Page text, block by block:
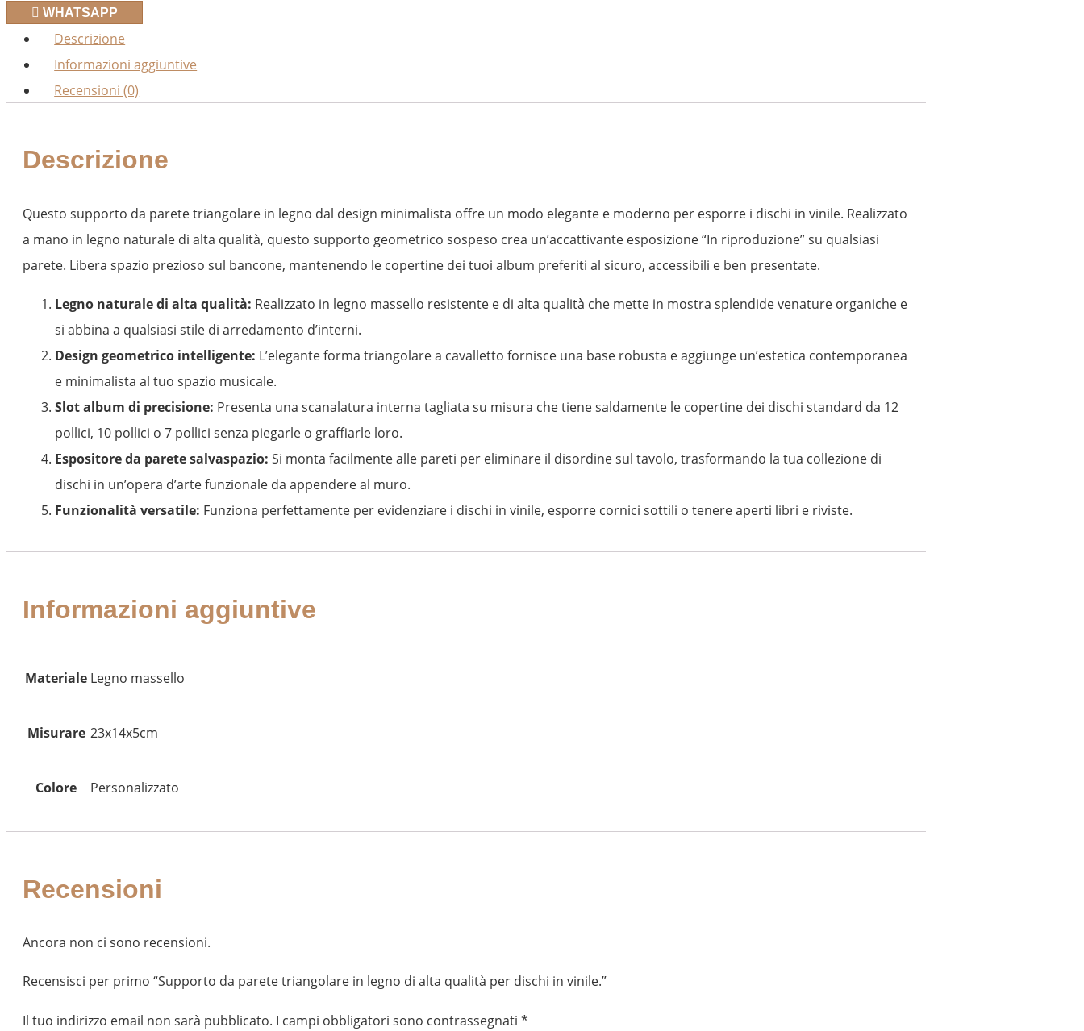
WHATSAPP
Descrizione
Informazioni aggiuntive
Recensioni (0)
Descrizione
Questo supporto da parete triangolare in legno dal design minimalista offre un modo elegante e moderno per esporre i dischi in vinile. Realizzato
a mano in legno naturale di alta qualità, questo supporto geometrico sospeso crea un’accattivante esposizione “In riproduzione” su qualsiasi
parete. Libera spazio prezioso sul bancone, mantenendo le copertine dei tuoi album preferiti al sicuro, accessibili e ben presentate.
Legno naturale di alta qualità: Realizzato in legno massello resistente e di alta qualità che mette in mostra splendide venature organiche e
si abbina a qualsiasi stile di arredamento d’interni.
Design geometrico intelligente: L’elegante forma triangolare a cavalletto fornisce una base robusta e aggiunge un’estetica contemporanea
e minimalista al tuo spazio musicale.
Slot album di precisione: Presenta una scanalatura interna tagliata su misura che tiene saldamente le copertine dei dischi standard da 12
pollici, 10 pollici o 7 pollici senza piegarle o graffiarle loro.
Espositore da parete salvaspazio: Si monta facilmente alle pareti per eliminare il disordine sul tavolo, trasformando la tua collezione di
dischi in un’opera d’arte funzionale da appendere al muro.
Funzionalità versatile: Funziona perfettamente per evidenziare i dischi in vinile, esporre cornici sottili o tenere aperti libri e riviste.
Informazioni aggiuntive
Materiale Legno massello
Misurare 23x14x5cm
Colore Personalizzato
Recensioni
Ancora non ci sono recensioni.
Recensisci per primo “Supporto da parete triangolare in legno di alta qualità per dischi in vinile.”
Il tuo indirizzo email non sarà pubblicato. I campi obbligatori sono contrassegnati *